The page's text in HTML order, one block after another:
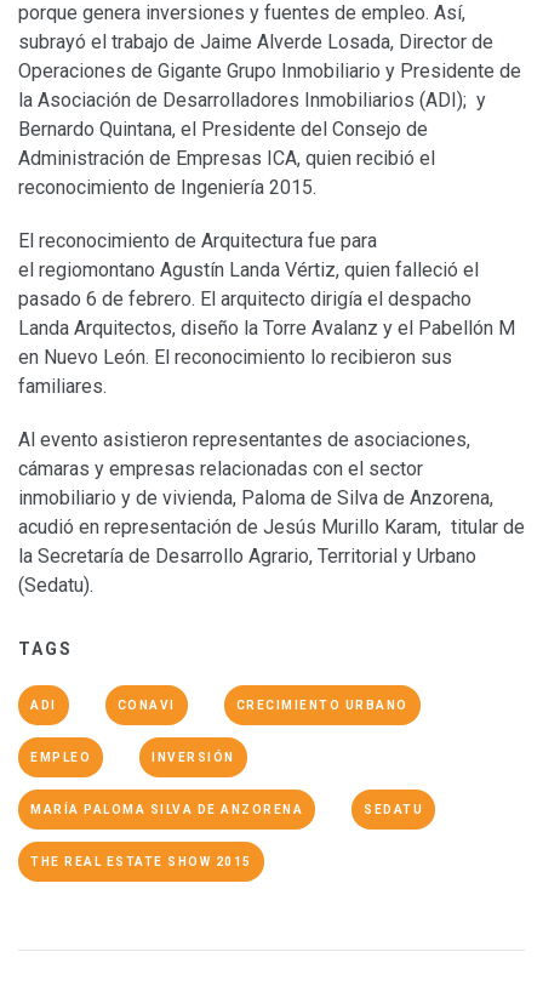
porque genera inversiones y fuentes de empleo. Así,
subrayó el trabajo de Jaime Alverde Losada, Director de
Operaciones de Gigante Grupo Inmobiliario y Presidente de
la Asociación de Desarrolladores Inmobiliarios (ADI); y
Bernardo Quintana, el Presidente del Consejo de
Administración de Empresas ICA, quien recibió el
reconocimiento de Ingeniería 2015.
El reconocimiento de Arquitectura fue para
el regiomontano Agustín Landa Vértiz, quien falleció el
pasado 6 de febrero. El arquitecto dirigía el despacho
Landa Arquitectos, diseño la Torre Avalanz y el Pabellón M
en Nuevo León. El reconocimiento lo recibieron sus
familiares.
Al evento asistieron representantes de asociaciones,
cámaras y empresas relacionadas con el sector
inmobiliario y de vivienda, Paloma de Silva de Anzorena,
acudió en representación de Jesús Murillo Karam, titular de
la Secretaría de Desarrollo Agrario, Territorial y Urbano
(Sedatu).
TAGS
ADI CONAVI CRECIMIENTO URBANO
EMPLEO INVERSIÓN
MARÍA PALOMA SILVA DE ANZORENA SEDATU
THE REAL ESTATE SHOW 2015